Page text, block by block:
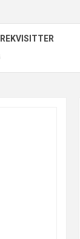
REKVISITTER